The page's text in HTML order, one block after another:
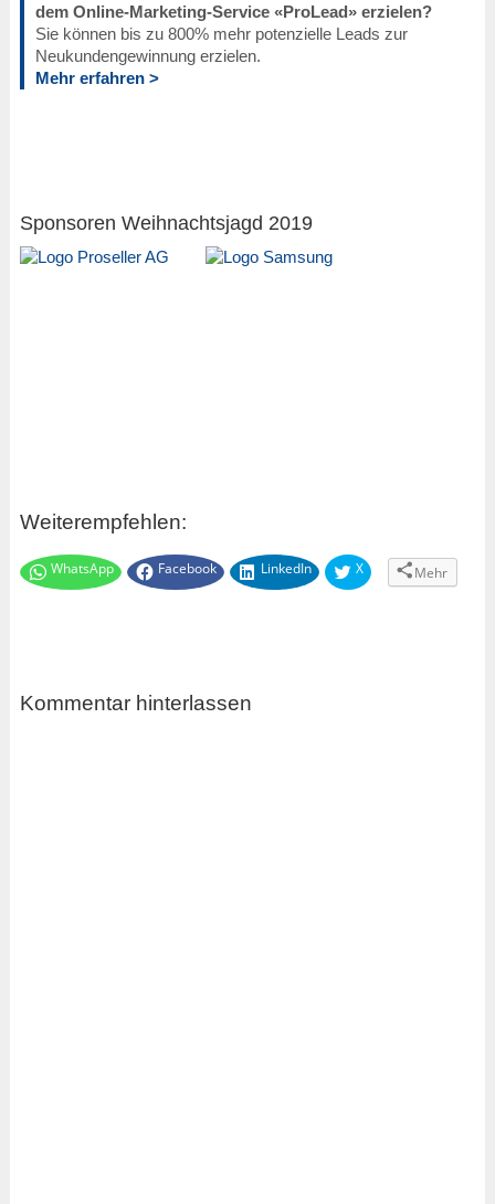
dem Online-Marketing-Service «ProLead» erzielen?
Sie können bis zu 800% mehr potenzielle Leads zur
Neukundengewinnung erzielen.
Mehr erfahren >
Sponsoren Weihnachtsjagd 2019
Weiterempfehlen:
WhatsApp Facebook LinkedIn X Mehr
Kommentar hinterlassen